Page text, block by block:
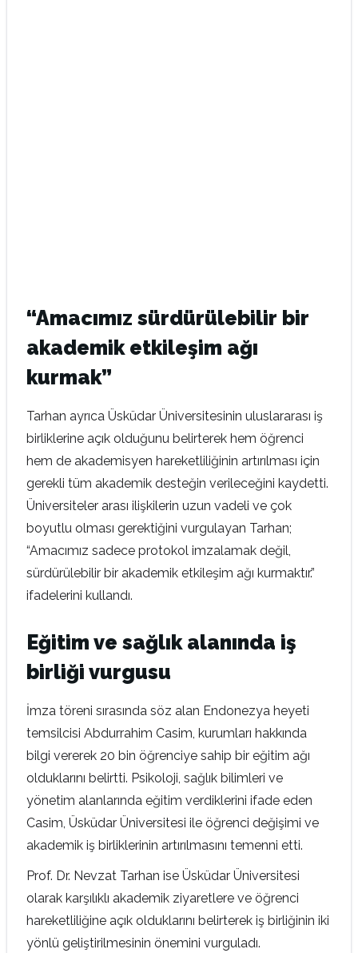
“Amacımız sürdürülebilir bir
akademik etkileşim ağı
kurmak”
Tarhan ayrıca Üsküdar Üniversitesinin uluslararası iş
birliklerine açık olduğunu belirterek hem öğrenci
hem de akademisyen hareketliliğinin artırılması için
gerekli tüm akademik desteğin verileceğini kaydetti.
Üniversiteler arası ilişkilerin uzun vadeli ve çok
boyutlu olması gerektiğini vurgulayan Tarhan;
“Amacımız sadece protokol imzalamak değil,
sürdürülebilir bir akademik etkileşim ağı kurmaktır.”
ifadelerini kullandı.
Eğitim ve sağlık alanında iş
birliği vurgusu
İmza töreni sırasında söz alan Endonezya heyeti
temsilcisi Abdurrahim Casim, kurumları hakkında
bilgi vererek 20 bin öğrenciye sahip bir eğitim ağı
olduklarını belirtti. Psikoloji, sağlık bilimleri ve
yönetim alanlarında eğitim verdiklerini ifade eden
Casim, Üsküdar Üniversitesi ile öğrenci değişimi ve
akademik iş birliklerinin artırılmasını temenni etti.
Prof. Dr. Nevzat Tarhan ise Üsküdar Üniversitesi
olarak karşılıklı akademik ziyaretlere ve öğrenci
hareketliliğine açık olduklarını belirterek iş birliğinin iki
yönlü geliştirilmesinin önemini vurguladı.